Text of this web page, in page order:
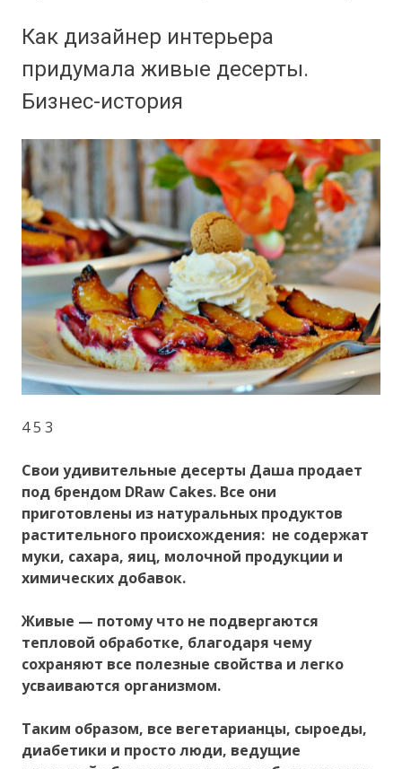
Как дизайнер интерьера
придумала живые десерты.
Бизнес-история
4 5 3
Свои удивительные десерты Даша продает
под брендом DRaw Cakes. Все они
приготовлены из натуральных продуктов
растительного происхождения: не содержат
муки, сахара, яиц, молочной продукции и
химических добавок.
Живые — потому что не подвергаются
тепловой обработке, благодаря чему
сохраняют все полезные свойства и легко
усваиваются организмом.
Таким образом, все вегетарианцы, сыроеды,
диабетики и просто люди, ведущие